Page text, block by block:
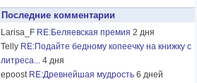
Последние комментарии
Larisa_F RE:Беляевская премия 2 дня
Telly RE:Подайте бедному копеечку на книжку с
литреса... 4 дня
epoost RE:Древнейшая мудрость 6 дней